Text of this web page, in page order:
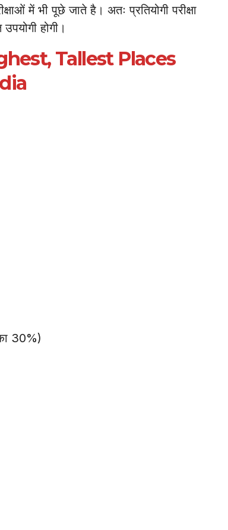
में भी पूछे जाते है। अतः प्रतियोगी परीक्षा
होगी।
Tallest Places
30%)